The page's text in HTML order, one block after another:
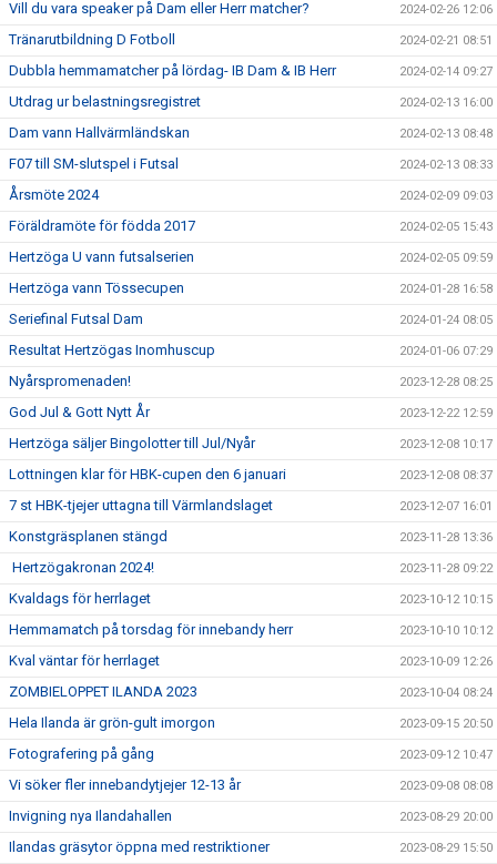
Vill du vara speaker på Dam eller Herr matcher? 2024-02-26 12:06
Tränarutbildning D Fotboll 2024-02-21 08:51
Dubbla hemmamatcher på lördag- IB Dam & IB Herr 2024-02-14 09:27
Utdrag ur belastningsregistret 2024-02-13 16:00
Dam vann Hallvärmländskan 2024-02-13 08:48
F07 till SM-slutspel i Futsal 2024-02-13 08:33
Årsmöte 2024 2024-02-09 09:03
Föräldramöte för födda 2017 2024-02-05 15:43
Hertzöga U vann futsalserien 2024-02-05 09:59
Hertzöga vann Tössecupen 2024-01-28 16:58
Seriefinal Futsal Dam 2024-01-24 08:05
Resultat Hertzögas Inomhuscup 2024-01-06 07:29
Nyårspromenaden! 2023-12-28 08:25
God Jul & Gott Nytt År 2023-12-22 12:59
Hertzöga säljer Bingolotter till Jul/Nyår 2023-12-08 10:17
Lottningen klar för HBK-cupen den 6 januari 2023-12-08 08:37
7 st HBK-tjejer uttagna till Värmlandslaget 2023-12-07 16:01
Konstgräsplanen stängd 2023-11-28 13:36
Hertzögakronan 2024! 2023-11-28 09:22
Kvaldags för herrlaget 2023-10-12 10:15
Hemmamatch på torsdag för innebandy herr 2023-10-10 10:12
Kval väntar för herrlaget 2023-10-09 12:26
ZOMBIELOPPET ILANDA 2023 2023-10-04 08:24
Hela Ilanda är grön-gult imorgon 2023-09-15 20:50
Fotografering på gång 2023-09-12 10:47
Vi söker fler innebandytjejer 12-13 år 2023-09-08 08:08
Invigning nya Ilandahallen 2023-08-29 20:00
Ilandas gräsytor öppna med restriktioner 2023-08-29 15:50